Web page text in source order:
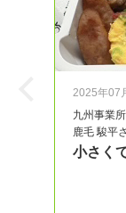
2025年07
九州事業所
鹿毛 駿平
小さく